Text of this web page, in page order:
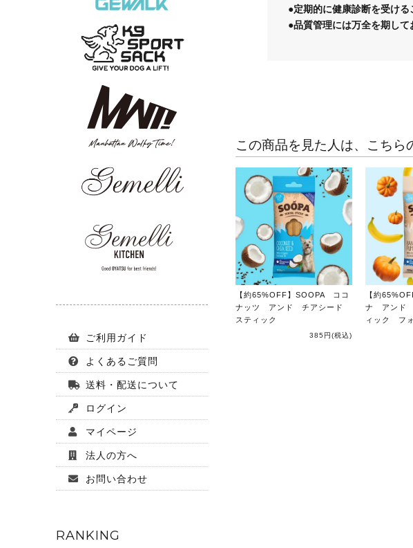
ご利用ガイド
よくあるご質問
送料・配送について
ログイン
マイページ
法人の方へ
お問い合わせ
RANKING
●定期的に健康診断を受ける
●品質管理には万全を期して
この商品を見た人は、こちら
【約65%OFF】SOOPA ココ
ナッツ アンド チアシード
スティック
385円(税込)
【約
ナ アンド
ィック フ